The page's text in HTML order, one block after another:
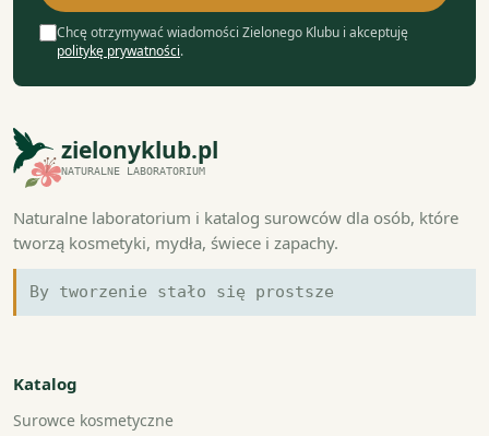
Chcę otrzymywać wiadomości Zielonego Klubu i akceptuję
politykę prywatności.
zielonyklub.pl
NATURALNE LABORATORIUM
Naturalne laboratorium i katalog surowców dla osób, które
tworzą kosmetyki, mydła, świece i zapachy.
By tworzenie stało się prostsze
Katalog
Surowce kosmetyczne